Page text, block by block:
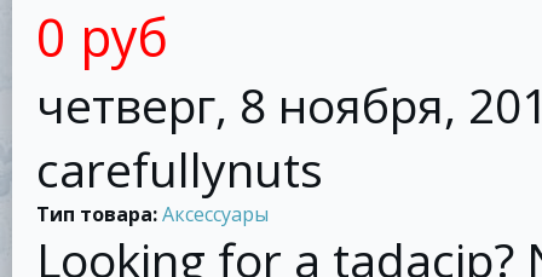
0 руб
четверг, 8 ноября,
carefullynuts
Тип товара:Аксессуары
Looking for a